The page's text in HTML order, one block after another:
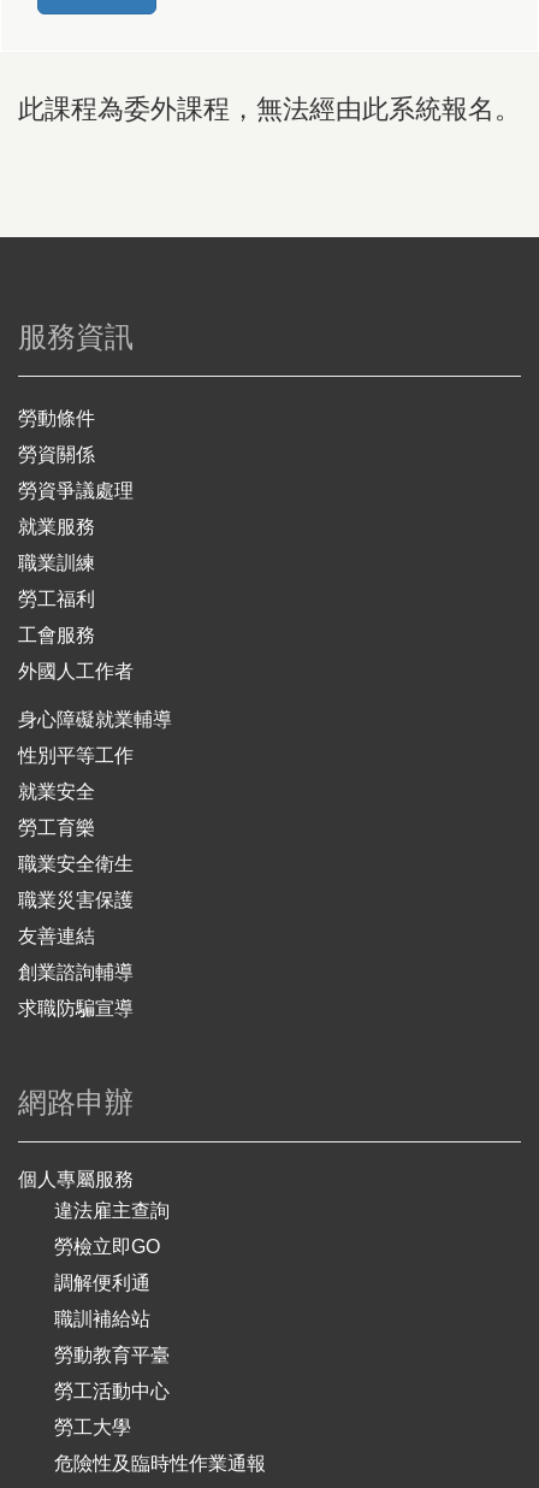
此課程為委外課程，無法經由此系統報名。
服務資訊
勞動條件
勞資關係
勞資爭議處理
就業服務
職業訓練
勞工福利
工會服務
外國人工作者
身心障礙就業輔導
性別平等工作
就業安全
勞工育樂
職業安全衛生
職業災害保護
友善連結
創業諮詢輔導
求職防騙宣導
網路申辦
個人專屬服務
違法雇主查詢
勞檢立即GO
調解便利通
職訓補給站
勞動教育平臺
勞工活動中心
勞工大學
危險性及臨時性作業通報